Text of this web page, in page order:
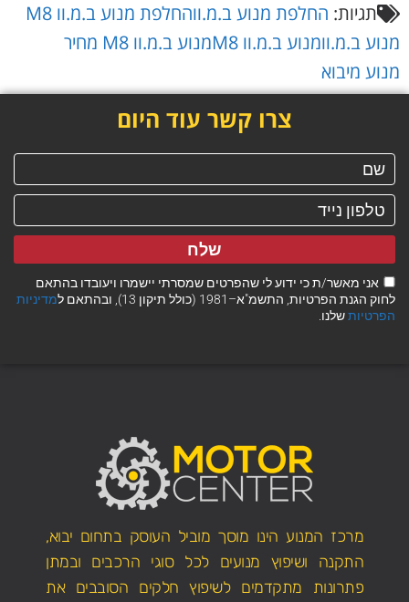
תגיות: החלפת מנוע ב.מ.ווהחלפת מנוע ב.מ.וו M8
מנוע ב.מ.וומנוע ב.מ.וו M8
מנוע ב.מ.וו M8 מחיר
מנוע מיבוא
צרו קשר עוד היום
אני מאשר/ת כי ידוע לי שהפרטים שמסרתי יישמרו ויעובדו בהתאם
לחוק הגנת הפרטיות, התשמ"א–1981 (כולל תיקון 13), ובהתאם ל
מדיניות
הפרטיותשלנו.
שלח
מרכז המנוע הינו מוסך מוביל העוסק בתחום יבוא,
התקנה ושיפוץ מנועים לכל סוגי הרכבים ובמתן
פתרונות מתקדמים לשיפוץ חלקים הסובבים את